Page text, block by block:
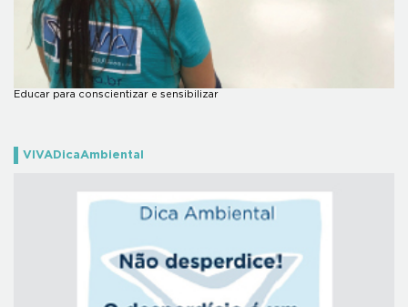
Educar para conscientizar e sensibilizar
VIVADicaAmbiental